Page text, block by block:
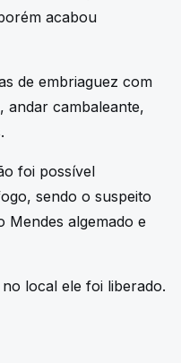
acabou
de embriaguez com
andar cambaleante,
foi possível
sendo o suspeito
Mendes algemado e
local ele foi liberado.